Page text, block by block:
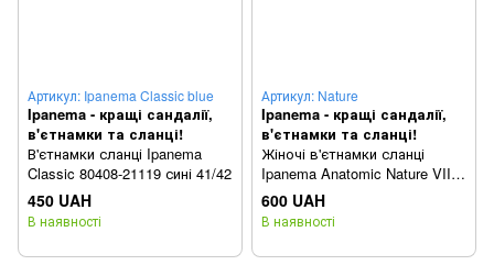
Артикул: Ipanema Classic blue
Ipanema - кращі сандалії,
в'єтнамки та сланці!
В'єтнамки сланці Ipanema
Classic 80408-21119 сині 41/42
450 UAH
В наявності
Артикул: Nature
Ipanema - кращі сандалії,
в'єтнамки та сланці!
Жіночі в'єтнамки сланці
Ipanema Anatomic Nature VII
83650 BD575 чорні 43
600 UAH
В наявності